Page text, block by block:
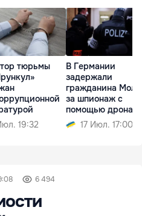
тюрьмы
19:32
В Германии
задержали
гражданина
за шпионаж с
помощью дрона
17 Июл. 17:00
6 494